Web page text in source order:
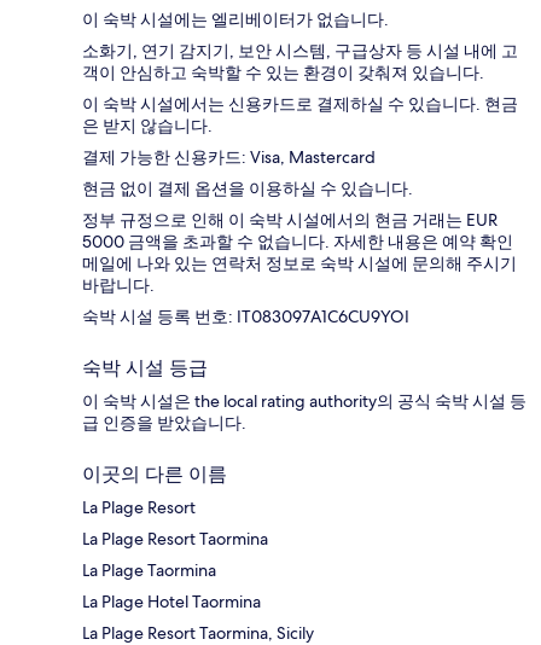
이 숙박 시설에는 엘리베이터가 없습니다.
소화기, 연기 감지기, 보안 시스템, 구급상자 등 시설 내에 고
객이 안심하고 숙박할 수 있는 환경이 갖춰져 있습니다.
이 숙박 시설에서는 신용카드로 결제하실 수 있습니다. 현금
은 받지 않습니다.
결제 가능한 신용카드: Visa, Mastercard
현금 없이 결제 옵션을 이용하실 수 있습니다.
정부 규정으로 인해 이 숙박 시설에서의 현금 거래는 EUR
5000 금액을 초과할 수 없습니다. 자세한 내용은 예약 확인
메일에 나와 있는 연락처 정보로 숙박 시설에 문의해 주시기
바랍니다.
숙박 시설 등록 번호: IT083097A1C6CU9YOI
숙박 시설 등급
이 숙박 시설은 the local rating authority의 공식 숙박 시설 등
급 인증을 받았습니다.
이곳의 다른 이름
La Plage Resort
La Plage Resort Taormina
La Plage Taormina
La Plage Hotel Taormina
La Plage Resort Taormina, Sicily